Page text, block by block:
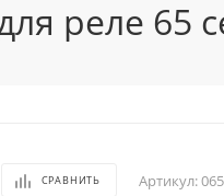
реле 65
СРАВНИТЬ Артикул: